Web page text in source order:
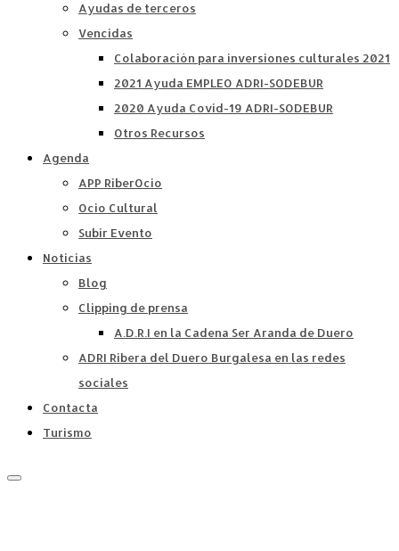
Ayudas de terceros
Vencidas
Colaboración para inversiones culturales 2021
2021 Ayuda EMPLEO ADRI-SODEBUR
2020 Ayuda Covid-19 ADRI-SODEBUR
Otros Recursos
Agenda
APP RiberOcio
Ocio Cultural
Subir Evento
Noticias
Blog
Clipping de prensa
A.D.R.I en la Cadena Ser Aranda de Duero
ADRI Ribera del Duero Burgalesa en las redes
sociales
Contacta
Turismo